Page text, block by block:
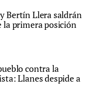
Bertín Llera saldrán
la primera posición
contra la
Llanes despide a